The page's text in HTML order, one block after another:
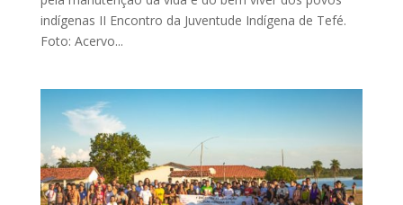
indígenas II Encontro da Juventude Indígena de Tefé.
Foto: Acervo...